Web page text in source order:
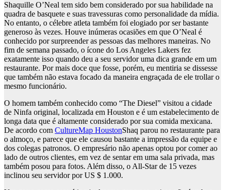
Shaquille O’Neal tem sido bem considerado por sua habilidade na
quadra de basquete e suas travessuras como personalidade da mídia.
No entanto, o célebre atleta também foi elogiado por ser bastante
generoso às vezes. Houve inúmeras ocasiões em que O’Neal é
conhecido por surpreender as pessoas das melhores maneiras. No
fim de semana passado, o ícone do Los Angeles Lakers fez
exatamente isso quando deu a seu servidor uma dica grande em um
restaurante. Por mais doce que fosse, porém, eu mentiria se dissesse
que também não estava focado da maneira engraçada de ele trollar o
mesmo funcionário.
O homem também conhecido como “The Diesel” visitou a cidade
de Ninfa original, localizada em Houston e é um estabelecimento de
longa data que é altamente considerado por sua comida mexicana.
De acordo com CultureMap HoustonShaq parou no restaurante para
o almoço, e parece que ele causou bastante a impressão da equipe e
dos colegas patronos. O empresário não apenas optou por comer ao
lado de outros clientes, em vez de sentar em uma sala privada, mas
também posou para fotos. Além disso, o All-Star de 15 vezes
inclinou seu servidor por US $ 1.000.